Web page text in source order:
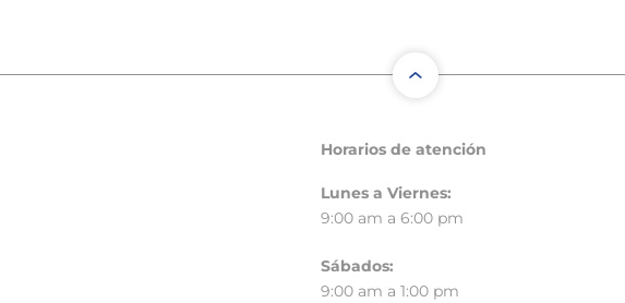
Horarios de atención
Lunes a Viernes:
9:00 am a 6:00 pm
Sábados:
9:00 am a 1:00 pm